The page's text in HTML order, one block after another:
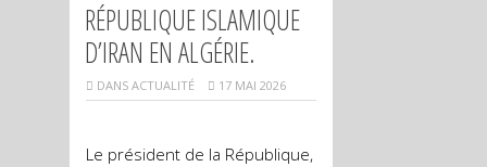
RÉPUBLIQUE ISLAMIQUE
D’IRAN EN ALGÉRIE.
DANS ACTUALITÉ 17 MAI 2026
Le président de la République,